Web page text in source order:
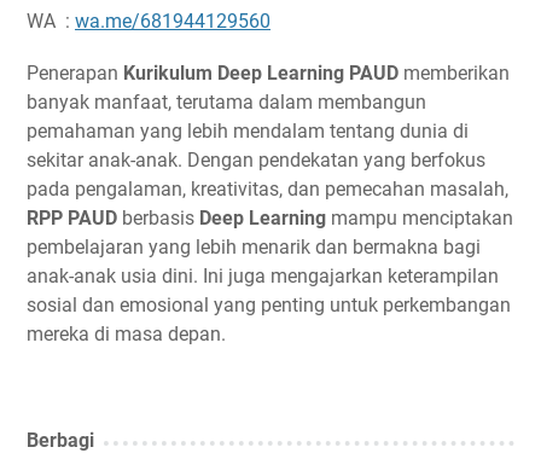
WA : wa.me/681944129560
Penerapan Kurikulum Deep Learning PAUD memberikan
banyak manfaat, terutama dalam membangun
pemahaman yang lebih mendalam tentang dunia di
sekitar anak-anak. Dengan pendekatan yang berfokus
pada pengalaman, kreativitas, dan pemecahan masalah,
RPP PAUD berbasis Deep Learning mampu menciptakan
pembelajaran yang lebih menarik dan bermakna bagi
anak-anak usia dini. Ini juga mengajarkan keterampilan
sosial dan emosional yang penting untuk perkembangan
mereka di masa depan.
Berbagi